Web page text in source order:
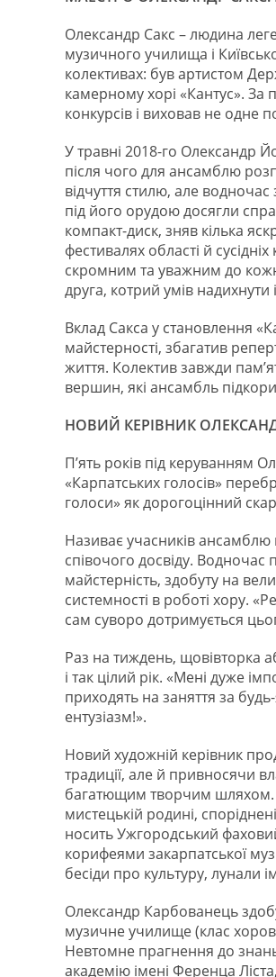
Олександр Сакс – людина
музичного училища і
колективах: був артистом
камерному хорі «Кантус». За
конкурсів і виховав не одне
У травні 2018-го Олександр
після чого для ансамблю
відчуття стилю, але
під його орудою досягли
компакт-диск, зняв кілька
фестивалях області й
скромним та уважним до
друга, котрий умів надихнути
Вклад Сакса у становлення
майстерності, збагатив
життя. Колектив завжди
вершин, які ансамбль
НОВИЙ КЕРІВНИК
П’ять років під керуванням
«Карпатських голосів»
голоси» як дорогоцінний
Називає учасників ансамблю
співочого досвіду.
майстерність, здобуту на
системності в роботі хору.
сам суворо дотримується
Раз на тиждень, щовівторка
і так цілий рік. «Мені дуже
приходять на заняття за
ентузіазм!».
Новий художній керівник
традиції, але й привносячи
багатющим творчим шляхом.
мистецькій родині,
носить Ужгородський
корифеями закарпатської
бесіди про культуру, лунали
Олександр Карбованець
музичне училище (клас
Невтомне прагнення до
академію імені Ференца